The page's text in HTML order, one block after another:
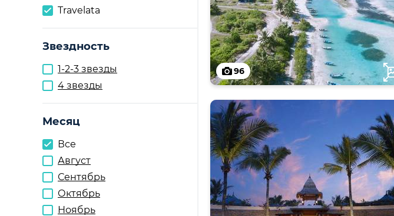
Travelata
Звездность
1-2-3 звезды
4 звезды
Месяц
Все
Август
Сентябрь
Октябрь
Ноябрь
96